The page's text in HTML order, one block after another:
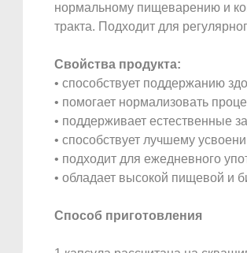
нормальному пищеварению и
тракта. Подходит для
Свойства продукта:
• способствует поддержанию
• помогает нормализовать
• поддерживает естественные
• способствует лучшему
• подходит для ежедневного
• обладает высокой пищевой и
Способ приготовления